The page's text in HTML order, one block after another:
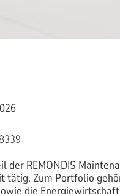
der REMONDIS
tätig. Zum Portfolio
die